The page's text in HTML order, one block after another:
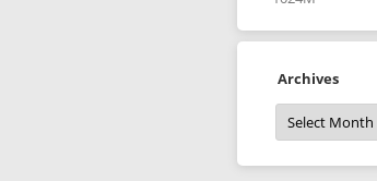
Archives
Archives